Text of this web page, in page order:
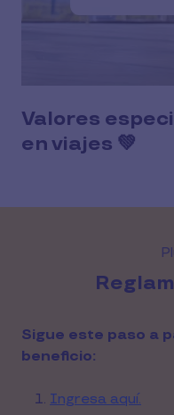
Valores
en viajes 💚
Sigue este paso a
beneficio:
Ingresa aquí.